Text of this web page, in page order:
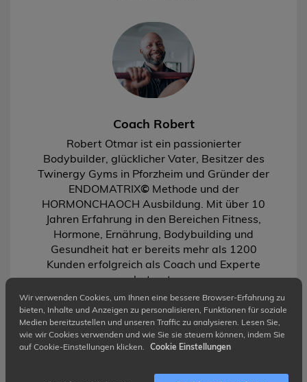
Coach Robert
Robert Otmar ist ein passionierter
Bodybuilder, glücklicher Vater, Besitzer des
Twinergy Gyms in Pforzheim und Gründer der
ENDOMATRIX©Methode und der
HORMONCHAOCH Ausbildung. Mit über 10
Jahren Erfahrung in den Bereichen Fitness,
Hormone, Ernährung, Bodybuilding und
Gesundheit hat er bereits mehr als 1200
Kunden erfolgreich als Coach und Experte
betreut.
Wir verwenden Cookies, um Ihnen eine bessere Browser-Erfahrung zu
bieten, Inhalte und Anzeigen zu personalisieren, Funktionen für soziale
Medien bereitzustellen und unseren Traffic zu analysieren. Lesen Sie,
wie wir Cookies verwenden und wie Sie sie steuern können, indem Sie
auf Cookie-Einstellungen klicken. Cookie Einstellungen